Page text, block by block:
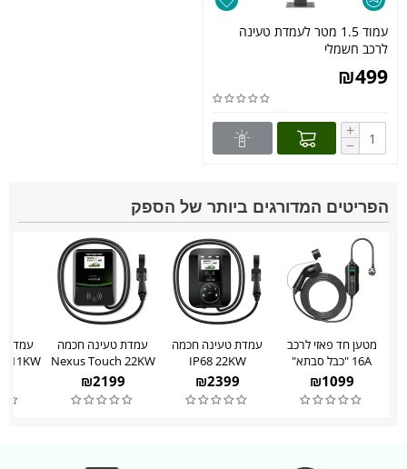
הפריטים המדורגים ביותר של הספק
מטען חד פאזי לרכב
16A "כבל סבתא"
₪1099
עמדת טעינה חכמה
IP68 22KW
₪2399
עמדת טעינה חכמה
Nexus Touch 22KW
₪2199
עמדת
11KW
עמוד 1.5 מטר לעמדת טעינה
לרכב חשמלי
₪499
+
−